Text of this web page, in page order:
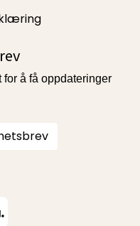
for å få oppdateringer